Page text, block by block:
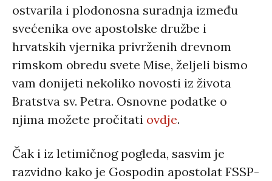
ostvarila i plodonosna suradnja između
svećenika ove apostolske družbe i
hrvatskih vjernika privrženih drevnom
rimskom obredu svete Mise, željeli bismo
vam donijeti nekoliko novosti iz života
Bratstva sv. Petra. Osnovne podatke o
njima možete pročitati ovdje.
Čak i iz letimičnog pogleda, sasvim je
razvidno kako je Gospodin apostolat FSSP-